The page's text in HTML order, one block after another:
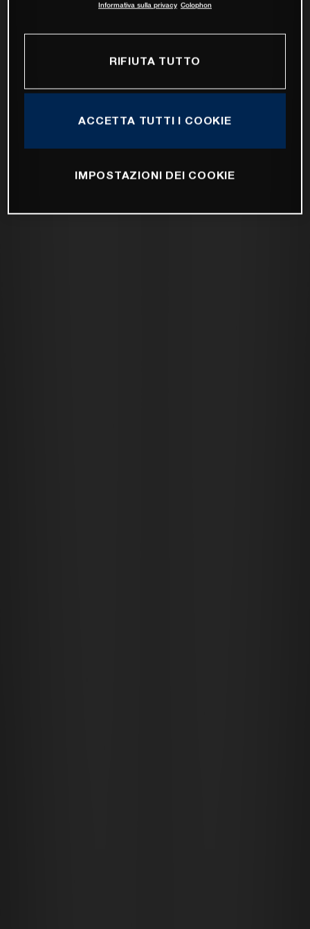
Informativa sulla privacy Colophon
RIFIUTA TUTTO
ACCETTA TUTTI I COOKIE
IMPOSTAZIONI DEI COOKIE